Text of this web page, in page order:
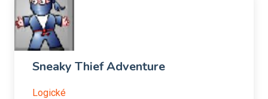
Sneaky Thief Adventure
Logické